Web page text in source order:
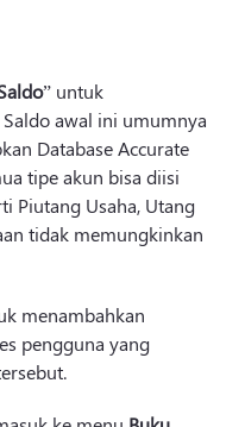
” untuk
awal ini umumnya
Database Accurate
tipe akun bisa diisi
Piutang Usaha, Utang
tidak memungkinkan
menambahkan
pengguna yang